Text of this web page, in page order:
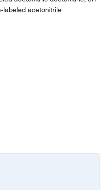
labeled acetonitrile